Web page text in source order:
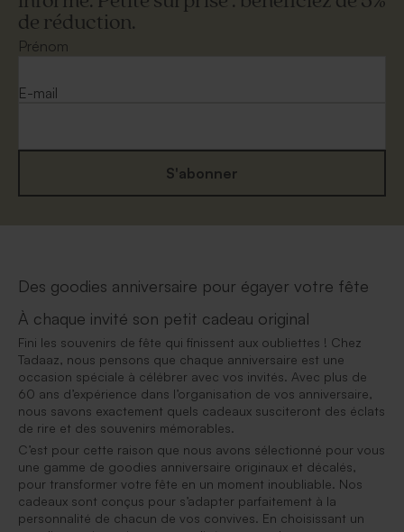
de réduction.
Prénom
E-mail
S'abonner
Des goodies anniversaire pour égayer votre fête
À chaque invité son petit cadeau original
Fini les souvenirs de fête qui finissent aux oubliettes ! Chez
Tadaaz, nous pensons que chaque anniversaire est une
occasion spéciale à célébrer avec vos invités. Avec plus de
60 ans d’expérience dans l’organisation de vos anniversaire,
nous savons exactement quels cadeaux susciteront des éclats
de rire et des souvenirs mémorables.
C’est pour cette raison que nous avons sélectionné pour vous
une gamme de goodies anniversaire originaux et décalés,
pour transformer votre fête en un moment inoubliable. Nos
cadeaux sont conçus pour s’adapter parfaitement à la
personnalité de chacun de vos convives. En choisissant un